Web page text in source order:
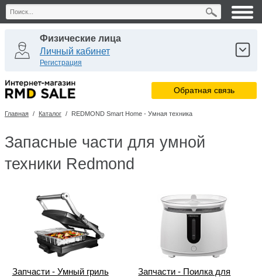
Физические лица
Личный кабинет
Регистрация
Юридические лица
Личный кабинет
Обратная связь
Главная / Каталог / REDMOND Smart Home - Умная техника
Запасные части для умной
техники Redmond
Запчасти - Умный гриль
Запчасти - Поилка для